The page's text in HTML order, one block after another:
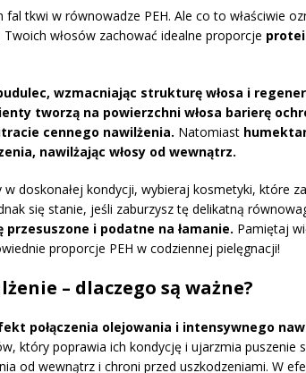
fal tkwi w równowadze PEH. Ale co to właściwie
włosów zachować idealne proporcje
wzmacniając strukturę włosa i
tworzą na powierzchni włosa barierę
cennego nawilżenia. Natomiast
nawilżając włosy od wewnątrz.
w doskonałej kondycji, wybieraj kosmetyki, które
się stanie, jeśli zaburzysz tę delikatną
przesuszone i podatne na łamanie. Pamiętaj
proporcje PEH w codziennej pielęgnacji!
– dlaczego są ważne?
połączenia olejowania i intensywnego
który poprawia ich kondycję i ujarzmia puszenie
od wewnątrz i chroni przed uszkodzeniami. W